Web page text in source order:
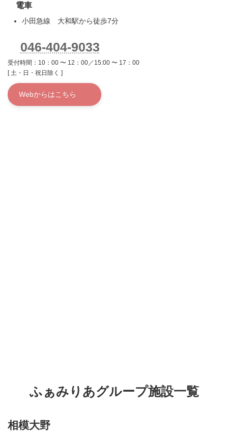
電車
小田急線 大和駅から徒歩7分
046-404-9033
受付時間：10：00 〜 12：00／15:00 〜 17：00
[ 土・日・祝日除く ]
Webからはこちら
ふぁみりあグループ施設一覧
相模大野